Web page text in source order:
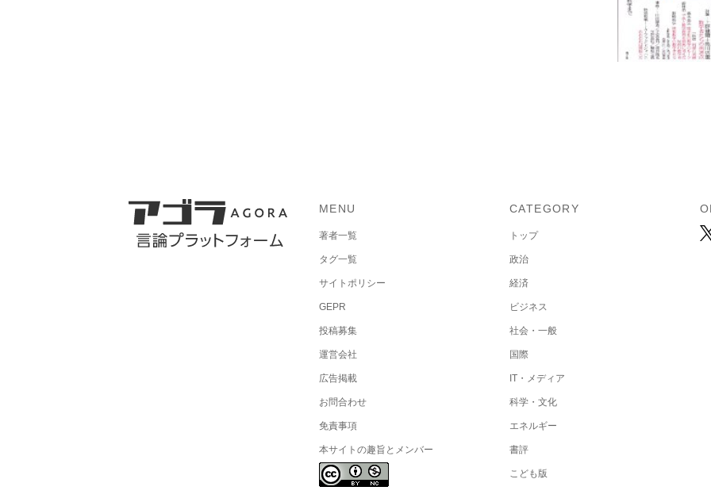
MENU
著者一覧
タグ一覧
サイトポリシー
GEPR
投稿募集
運営会社
広告掲載
お問合わせ
免責事項
本サイトの趣旨とメンバー
CATEGORY
トップ
政治
経済
ビジネス
社会・一般
国際
IT・メディア
科学・文化
エネルギー
書評
こども版